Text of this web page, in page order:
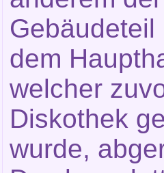
Gebäudeteil
dem
welcher
Diskothek
wurde,